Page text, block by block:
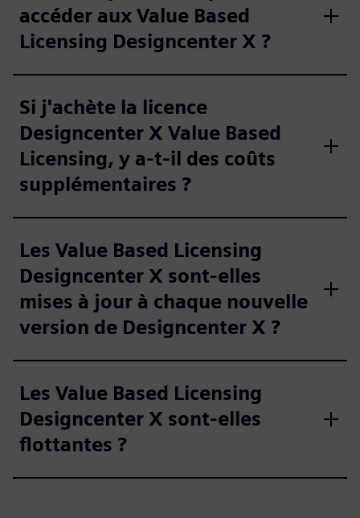
accéder aux Value Based
Licensing Designcenter X ?
Si j'achète la licence
Designcenter X Value Based
Licensing, y a-t-il des coûts
supplémentaires ?
Les Value Based Licensing
Designcenter X sont-elles
mises à jour à chaque nouvelle
version de Designcenter X ?
Les Value Based Licensing
Designcenter X sont-elles
flottantes ?